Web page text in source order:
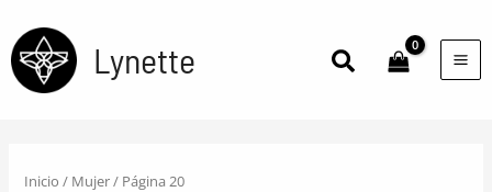
contenido
Lynette Buscar
Inicio / Mujer/ Página 20